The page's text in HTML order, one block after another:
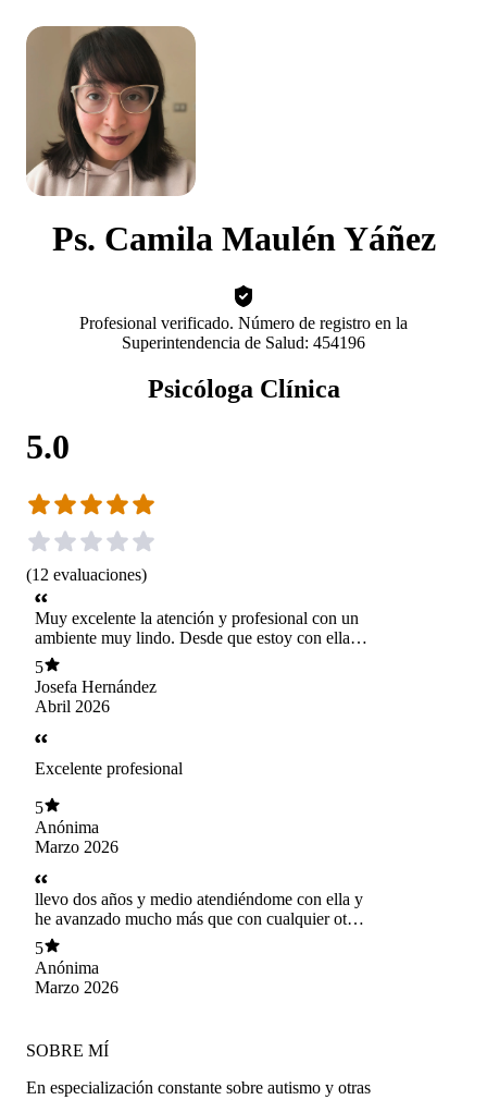
Ps. Camila Maulén Yáñez
Profesional verificado. Número de registro en la
Superintendencia de Salud: 454196
Psicóloga Clínica
5.0
(12 evaluaciones)
Muy excelente la atención y profesional con un
ambiente muy lindo. Desde que estoy con ella
me ha dado mucho apoyo, ayudándome a
conocerme mejor y resolver muchas dudas
personales. Logro detectar mi autismo y tdh lo
que ha sido muy importante para mi proceso, la
recomiendo siempre.
5
Josefa Hernández
Abril 2026
Excelente profesional
5
Anónima
Marzo 2026
llevo dos años y medio atendiéndome con ella y
he avanzado mucho más que con cualquier otro
psicólogo! se adapta fácilmente, sus métodos
son flexibles con tus necesidades y cambios con
el paso del tiempo, y me siento muy cómodo en
el espacio que ella ofrece, tanto como persona
❤️‍🩹
5
Anónima
Marzo 2026
SOBRE MÍ
En especialización constante sobre autismo y otras